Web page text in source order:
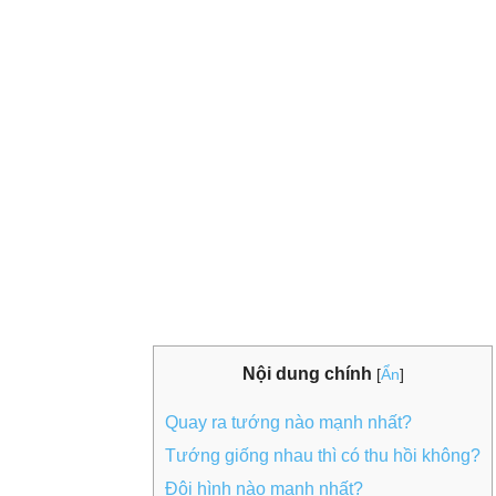
Nội dung chính [Ẩn]
Quay ra tướng nào mạnh nhất?
Tướng giống nhau thì có thu hồi không?
Đội hình nào mạnh nhất?